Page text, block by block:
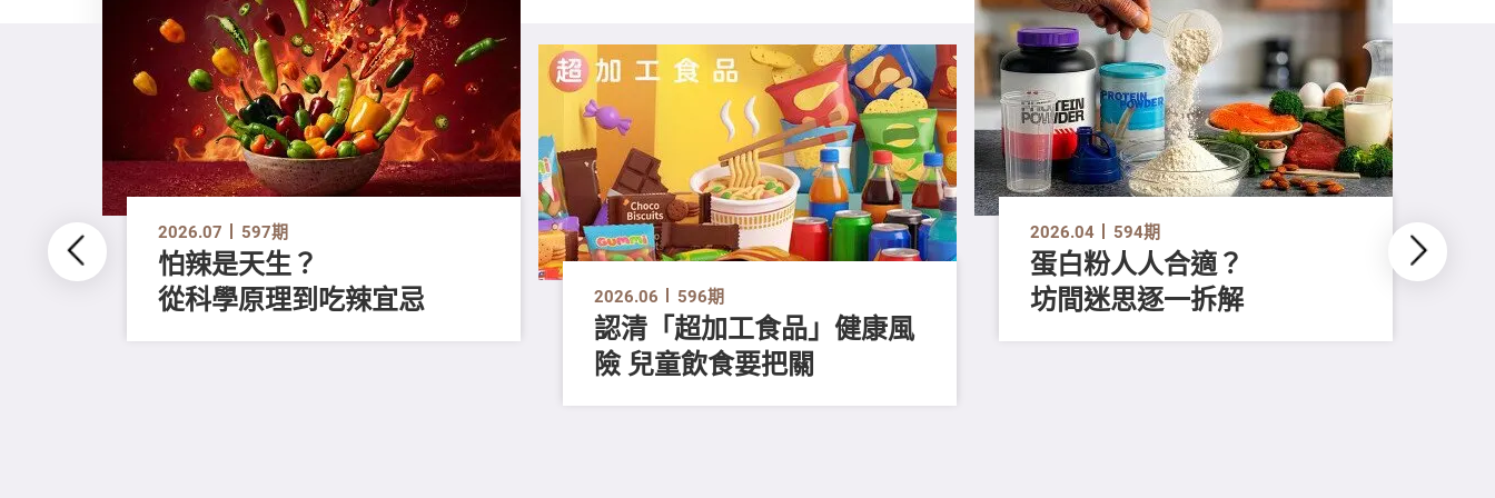
2026.07 597期
怕辣是天生？
從科學原理到吃辣宜忌
2026.06 596期
認清「超加工食品」健康風
險 兒童飲食要把關
2026.04 594期
蛋白粉人人合適？
坊間迷思逐一拆解